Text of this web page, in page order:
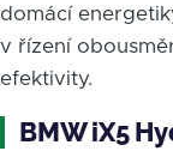
domácí
v řízení
efektivity.
BMW iX5